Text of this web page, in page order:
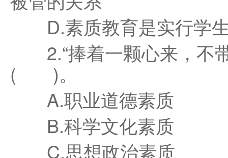
D.素质教育是实行学
2.“捧着一颗心来，不
( )。
A.职业道德素质
B.科学文化素质
C.思想政治素质